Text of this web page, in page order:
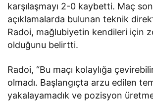
karşılaşmayı 2-0 kaybetti. Maç
açıklamalarda bulunan teknik
Radoi, mağlubiyetin kendileri için
olduğunu belirtti.
Radoi, “Bu maçı kolaylığa
olmadı. Başlangıçta arzu edilen
yakalayamadık ve pozisyon